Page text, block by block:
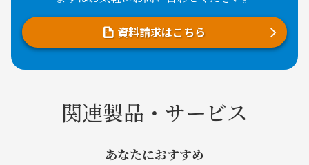
資料請求はこちら
関連製品・サービス
あなたにおすすめ